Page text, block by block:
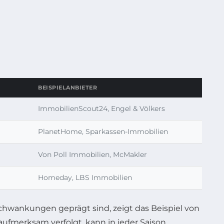
BEISPIELANBIETER
ImmobilienScout24, Engel & Völkers
PlanetHome, Sparkassen-Immobilien
Von Poll Immobilien, McMakler
Homeday, LBS Immobilien
geprägt sind, zeigt das Beispiel von